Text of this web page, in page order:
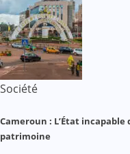
Société
Cameroun : L’État
patrimoine